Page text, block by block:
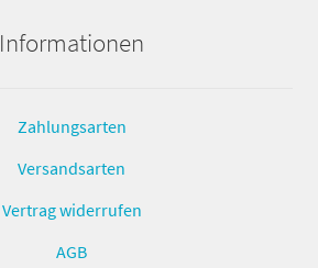
Informationen
Zahlungsarten
Versandsarten
Vertrag widerrufen
AGB